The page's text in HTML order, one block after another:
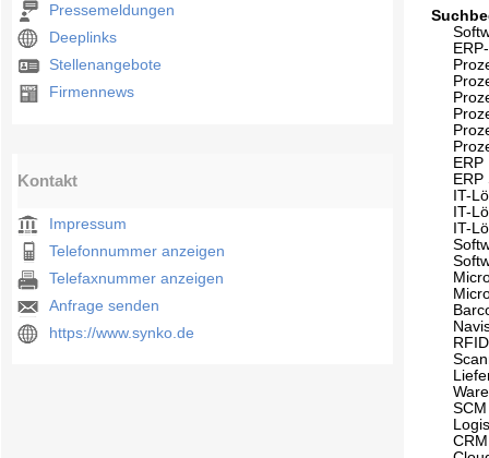
Pressemeldungen
Deeplinks
Stellenangebote
Firmennews
Kontakt
Impressum
Telefonnummer anzeigen
Telefaxnummer anzeigen
Anfrage senden
https://www.synko.de
IT-
IT-
IT-
RFID
SCM
CRM